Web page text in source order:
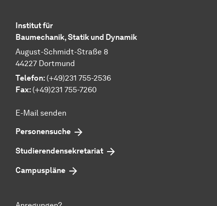
Institut für
Baumechanik, Statik und Dynamik
August-Schmidt-Straße 8
44227 Dortmund
Telefon: (+49)231 755-2536
Fax: (+49)231 755-7260
E-Mail senden
Personensuche
Studierendensekretariat
Campuspläne